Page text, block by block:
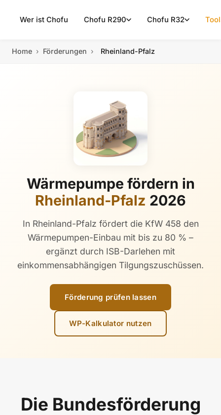
Wer ist Chofu Chofu R290 Chofu R32
Home › Förderungen › Rheinland-Pfalz
Wärmepumpe fördern in
Rheinland-Pfalz 2026
In Rheinland-Pfalz fördert die KfW 458 den
Wärmepumpen-Einbau mit bis zu 80 % –
ergänzt durch ISB-Darlehen mit
einkommensabhängigen Tilgungszuschüssen.
Förderung prüfen lassen
WP-Kalkulator nutzen
Die Bundesförderung